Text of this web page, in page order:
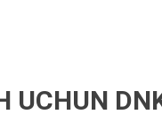
UCHUN